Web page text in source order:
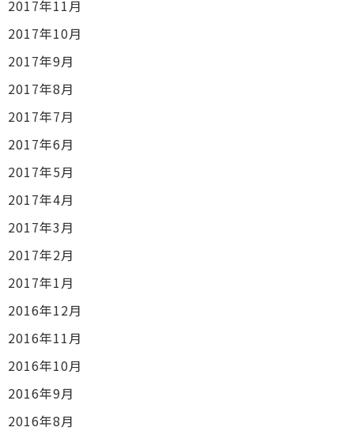
2017年11月
2017年10月
2017年9月
2017年8月
2017年7月
2017年6月
2017年5月
2017年4月
2017年3月
2017年2月
2017年1月
2016年12月
2016年11月
2016年10月
2016年9月
2016年8月